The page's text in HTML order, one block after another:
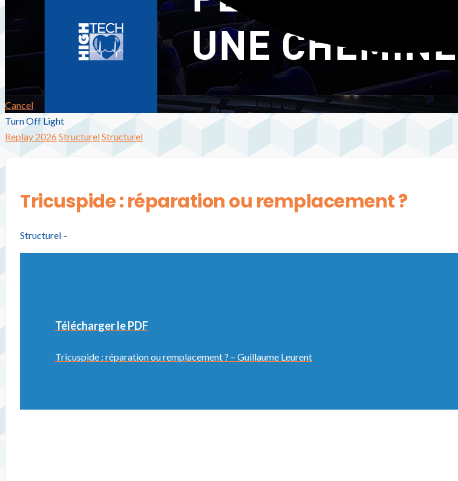
Cancel
Turn Off Light
Replay 2026 StructurelStructurel
Tricuspide : réparation ou remplacement ?
Structurel –
Télécharger le PDF
Tricuspide : réparation ou remplacement ? – Guillaume Leurent